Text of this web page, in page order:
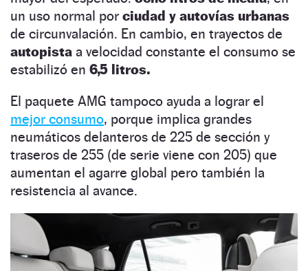
un uso normal por ciudad y autovías urbanas
de circunvalación. En cambio, en trayectos de
autopista a velocidad constante el consumo se
estabilizó en 6,5 litros.
El paquete AMG tampoco ayuda a lograr el
mejor consumo, porque implica grandes
neumáticos delanteros de 225 de sección y
traseros de 255 (de serie viene con 205) que
aumentan el agarre global pero también la
resistencia al avance.